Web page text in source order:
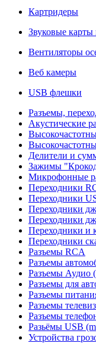
Картридеры
Звуковые
Вентиляторы
Веб камеры
USB флешки
Разъемы,
Акустические
Делители и
Зажимы
Микрофонные
Переходники
Переходники
Переходники
Переходники
Переходники и
Переходники
Разъемы RCA
Разъемы
Разъемы Аудио
Разъемы для
Разъемы
Разъемы
Разъемы
Разьёмы USB
Устройства